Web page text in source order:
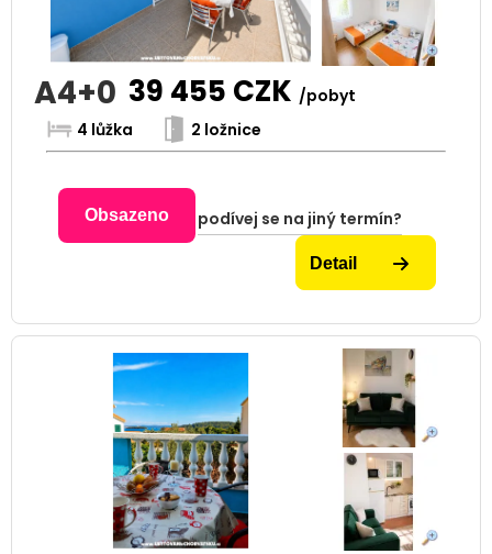
A4+0 39 455 CZK /pobyt
4 lůžka
2 ložnice
Obsazeno podívej se na jiný termín?
Detail